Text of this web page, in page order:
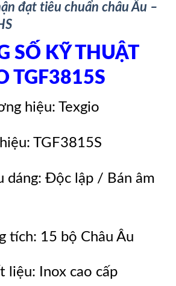
đạt tiêu chuẩn châu Âu –
SỐ KỸ THUẬT
TGF3815S
hiệu: Texgio
TGF3815S
dáng: Độc lập / Bán âm
tích: 15 bộ Châu Âu
liệu: Inox cao cấp